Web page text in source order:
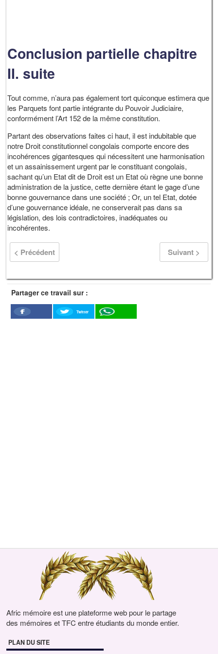
Conclusion partielle chapitre
II. suite
Tout comme, n’aura pas également tort quiconque estimera que
les Parquets font partie intégrante du Pouvoir Judiciaire,
conformément l’Art 152 de la même constitution.
Partant des observations faites ci haut, il est indubitable que
notre Droit constitutionnel congolais comporte encore des
incohérences gigantesques qui nécessitent une harmonisation
et un assainissement urgent par le constituant congolais,
sachant qu’un Etat dit de Droit est un Etat où règne une bonne
administration de la justice, cette dernière étant le gage d’une
bonne gouvernance dans une société ; Or, un tel Etat, dotée
d’une gouvernance idéale, ne conserverait pas dans sa
législation, des lois contradictoires, inadéquates ou
incohérentes.
< Précédent Suivant >
Partager ce travail sur :
Facebook
Twitter
Afric mémoire est une plateforme web pour le partage
des mémoires et TFC entre étudiants du monde entier.
PLAN DU SITE